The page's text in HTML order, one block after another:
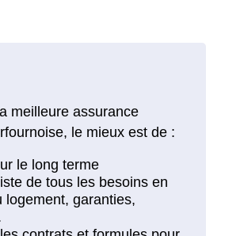
meilleure assurance
le mieux est de :